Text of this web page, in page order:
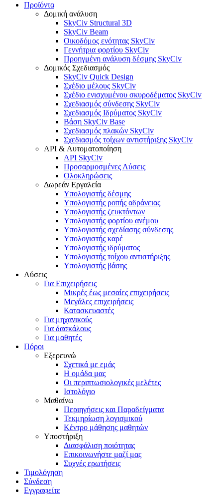
Προϊόντα
Δομική ανάλυση
SkyCiv Structural 3D
SkyCiv Beam
Οικοδόμος ενότητας SkyCiv
Γεννήτρια φορτίου SkyCiv
Προηγμένη ανάλυση δέσμης SkyCiv
Δομικός Σχεδιασμός
SkyCiv Quick Design
Σχέδιο μέλους SkyCiv
Σχέδιο ενισχυμένου σκυροδέματος SkyCiv
Σχεδιασμός σύνδεσης SkyCiv
Σχεδιασμός Ιδρύματος SkyCiv
Βάση SkyCiv Base
Σχεδιασμός πλακών SkyCiv
Σχεδιασμός τοίχων αντιστήριξης SkyCiv
API & Αυτοματοποίηση
API SkyCiv
Προσαρμοσμένες Λύσεις
Ολοκληρώσεις
Δωρεάν Εργαλεία
Υπολογιστής δέσμης
Υπολογιστής ροπής αδράνειας
Υπολογιστής ζευκτόντων
Υπολογιστής φορτίου ανέμου
Υπολογιστής σχεδίασης σύνδεσης
Υπολογιστής καρέ
Υπολογιστής ιδρύματος
Υπολογιστής τοίχου αντιστήριξης
Υπολογιστής βάσης
Λύσεις
Για Επιχειρήσεις
Μικρές έως μεσαίες επιχειρήσεις
Μεγάλες επιχειρήσεις
Κατασκευαστές
Για μηχανικούς
Για δασκάλους
Για μαθητές
Πόροι
Εξερευνώ
Σχετικά με εμάς
Η ομάδα μας
Οι περιπτωσιολογικές μελέτες
Ιστολόγιο
Μαθαίνω
Περιηγήσεις και Παραδείγματα
Τεκμηρίωση λογισμικού
Κέντρο μάθησης μαθητών
Υποστήριξη
Διασφάλιση ποιότητας
Επικοινωνήστε μαζί μας
Συχνές ερωτήσεις
Τιμολόγηση
Σύνδεση
Εγγραφείτε